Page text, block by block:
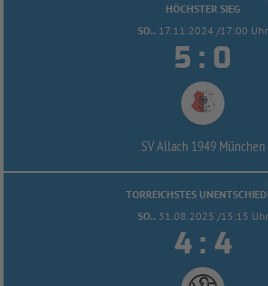
HÖCHSTER SIEG
SO.. 17.11.2024 /17:00 Uhr
 : 
SV Allach 1949 München
TORREICHSTES
SO.. 31.08.2025 /15:15 Uhr
 : 